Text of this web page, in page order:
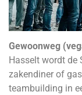
Gewoonweg
Hasselt wordt de
zakendiner of
teambuilding in